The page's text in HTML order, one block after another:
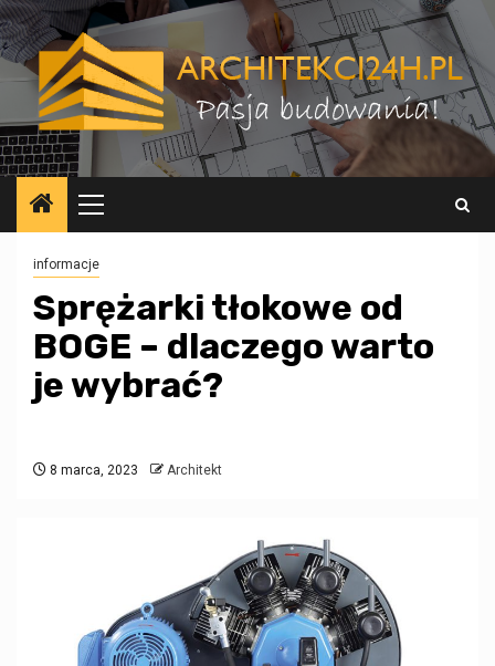
Przejdź
do
treści
Menu
główne
informacje
Sprężarki tłokowe od
BOGE – dlaczego warto
je wybrać?
8 marca, 2023 Architekt